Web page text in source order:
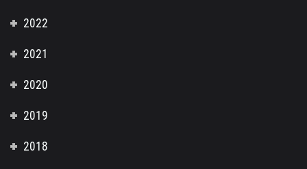
2022
2021
2020
2019
2018